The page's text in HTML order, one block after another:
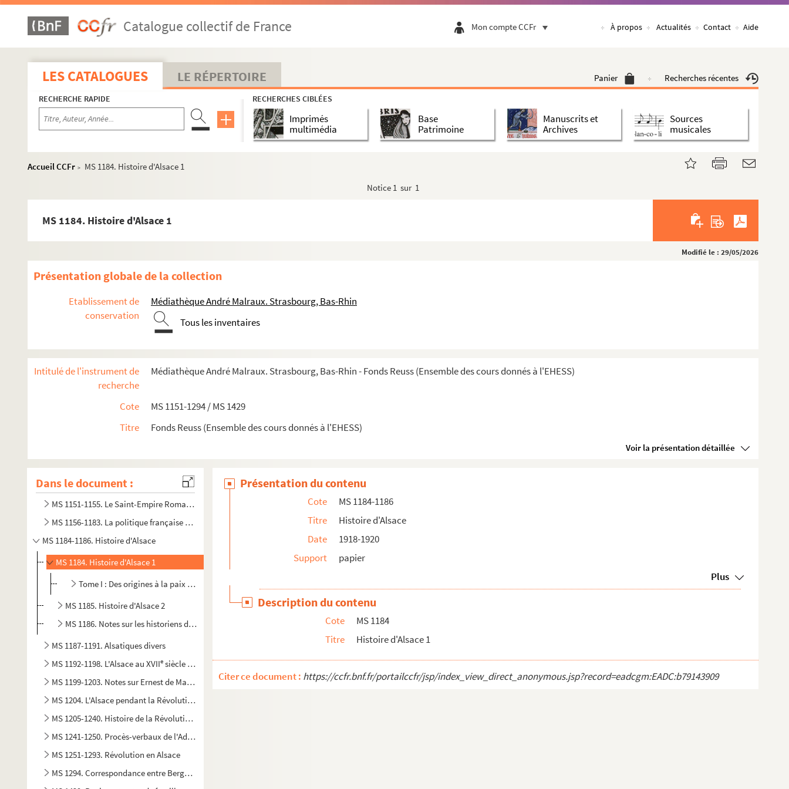
Catalogue collectif de France Mon compte CCFr À propos Actualités Contact Aide
LES CATALOGUES LE RÉPERTOIRE Panier Recherches récentes
RECHERCHE RAPIDE RECHERCHES CIBLÉES
Imprimés
multimédia
Base
Patrimoine
Manuscrits et
Archives
Sources
musicales
Accueil CCFr >
MS 1184. Histoire d'Alsace 1
Notice 1 sur 1
MS 1184. Histoire d'Alsace 1
Modifié le : 29/05/2026
Présentation globale de la collection
Etablissement de
conservation
Médiathèque André Malraux. Strasbourg, Bas-Rhin
Tous les inventaires
Intitulé de l'instrument de
recherche
Médiathèque André Malraux. Strasbourg, Bas-Rhin - Fonds Reuss (Ensemble des cours donnés à l'EHESS)
Cote
MS 1151-1294 / MS 1429
Titre
Fonds Reuss (Ensemble des cours donnés à l'EHESS)
Voir la présentation détaillée
Dans le document :
MS 1151-1155. Le Saint-Empire Romain Germanique depuis la Réforme jusqu'à la Révolution
MS 1156-1183. La politique française en Allemagne (de la 2
moitié du XVIesiècle à la fin du XVIIIe
MS 1184-1186. Histoire d'Alsace
MS 1184. Histoire d'Alsace 1
Tome I : Des origines à la paix de Ryswick (1698)
MS 1185. Histoire d'Alsace 2
MS 1186. Notes sur les historiens d'Alsace 1
MS 1187-1191. Alsatiques divers
MS 1192-1198. L'Alsace au XVIIe siècle - Histoire
MS 1199-1203. Notes sur Ernest de Mansfeld
MS 1204. L'Alsace pendant la Révolution Française
MS 1205-1240. Histoire de la Révolution en Alsace
MS 1241-1250. Procès-verbaux de l'Administration centrale du Bas-Rhin
MS 1251-1293. Révolution en Alsace
MS 1294. Correspondance entre Berger-Levrault et Reuss à propos des doubles des thèses envoyés à la bibliothè...
Présentation du contenu
Cote
MS 1184-1186
Titre
Histoire d'Alsace
Date
1918-1920
Support
papier
Plus
Description du contenu
Cote
MS 1184
Titre
Histoire d'Alsace 1
Citer ce document : https://ccfr.bnf.fr/portailccfr/jsp/index_view_direct_anonymous.jsp?record=eadcgm:EADC:b79143909